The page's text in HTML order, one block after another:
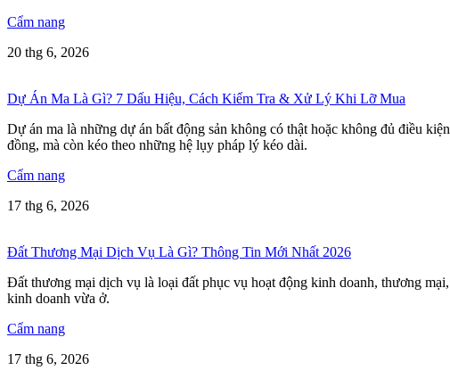
Cẩm nang
20 thg 6, 2026
Dự Án Ma Là Gì? 7 Dấu Hiệu, Cách Kiểm Tra & Xử Lý Khi Lỡ Mua
Dự án ma là những dự án bất động sản không có thật hoặc không đủ điều
đồng, mà còn kéo theo những hệ lụy pháp lý kéo dài.
Cẩm nang
17 thg 6, 2026
Đất Thương Mại Dịch Vụ Là Gì? Thông Tin Mới Nhất 2026
Đất thương mại dịch vụ là loại đất phục vụ hoạt động kinh doanh, thương
kinh doanh vừa ở.
Cẩm nang
17 thg 6, 2026